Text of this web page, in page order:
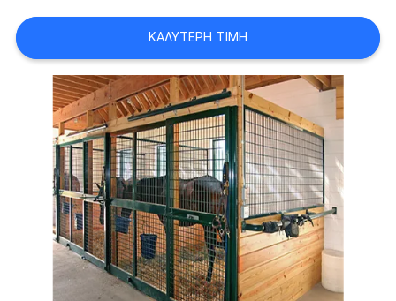
ΠΟΛΙΤΙΚΉ
ΜΥΣΤΙΚΌΤΗΤΑΣ
ΚΑΛΎΤΕΡΗ ΤΙΜΉ